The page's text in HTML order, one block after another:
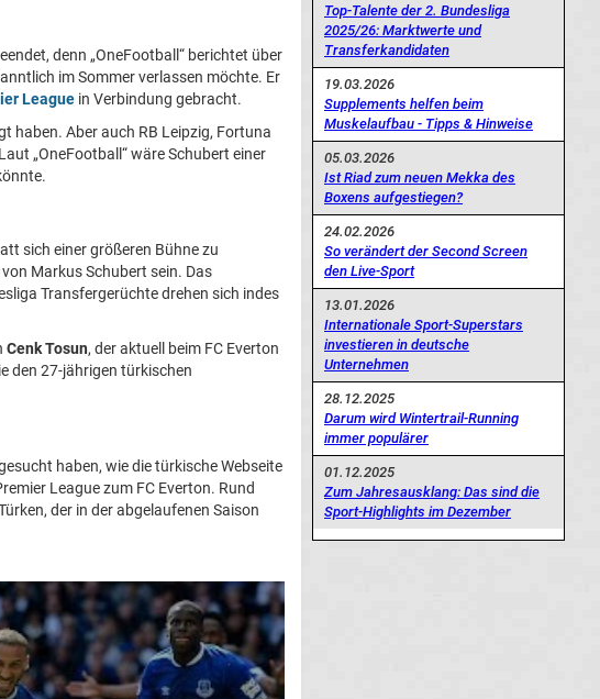
denn „OneFootball“ berichtet über
im Sommer verlassen möchte. Er
League in Verbindung gebracht.
haben. Aber auch RB Leipzig, Fortuna
„OneFootball“ wäre Schubert einer
sich einer größeren Bühne zu
Markus Schubert sein. Das
Transfergerüchte drehen sich indes
Cenk Tosun, der aktuell beim FC Everton
den 27-jährigen türkischen
haben, wie die türkische Webseite
League zum FC Everton. Rund
der in der abgelaufenen Saison
Top-Talente der 2. Bundesliga
2025/26: Marktwerte und
Transferkandidaten
19.03.2026
Supplements helfen beim
Muskelaufbau - Tipps & Hinweise
05.03.2026
Ist Riad zum neuen Mekka des
Boxens aufgestiegen?
24.02.2026
So verändert der Second Screen
den Live-Sport
13.01.2026
Internationale Sport-Superstars
investieren in deutsche
Unternehmen
28.12.2025
Darum wird Wintertrail-Running
immer populärer
01.12.2025
Zum Jahresausklang: Das sind die
Sport-Highlights im Dezember